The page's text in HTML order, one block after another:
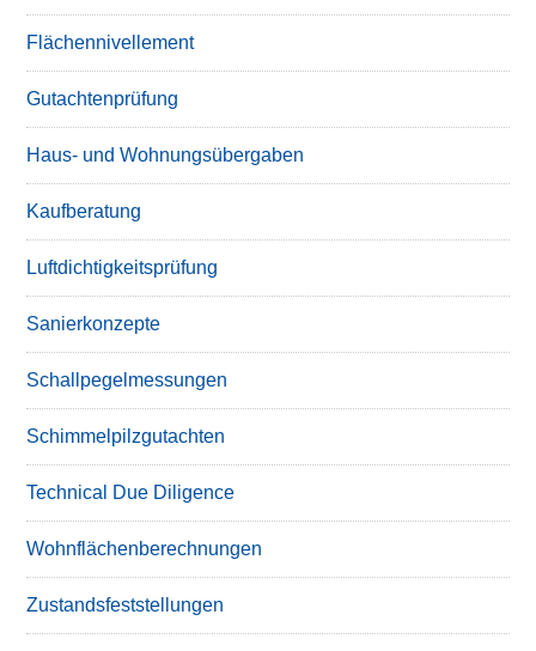
Flächennivellement
Gutachtenprüfung
Haus- und Wohnungsübergaben
Kaufberatung
Luftdichtigkeitsprüfung
Sanierkonzepte
Schallpegelmessungen
Schimmelpilzgutachten
Technical Due Diligence
Wohnflächenberechnungen
Zustandsfeststellungen